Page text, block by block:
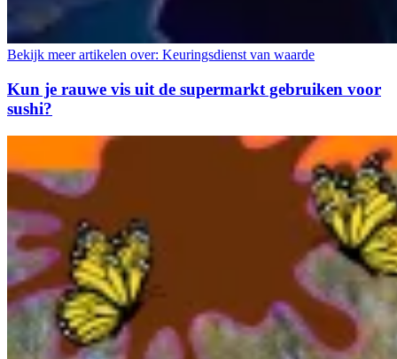
Bekijk meer artikelen over: Keuringsdienst van waarde
Kun je rauwe vis uit de supermarkt gebruiken voor
sushi?